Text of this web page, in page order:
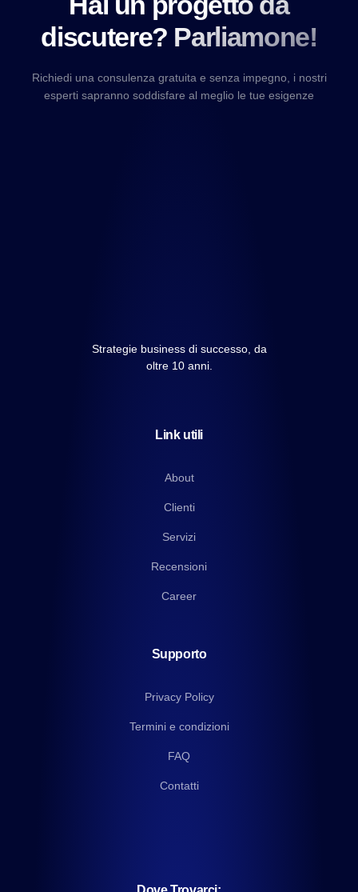
discutere? Parliamone!
Richiedi una consulenza gratuita e senza impegno, i nostri
esperti sapranno soddisfare al meglio le tue esigenze
Strategie business di successo, da
oltre 10 anni.
Link utili
About
Clienti
Servizi
Recensioni
Career
Supporto
Privacy Policy
Termini e condizioni
FAQ
Contatti